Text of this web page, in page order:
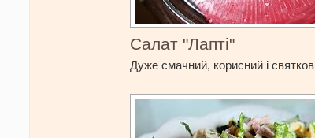
Салат "Лапті"
Дуже смачний, корисний і